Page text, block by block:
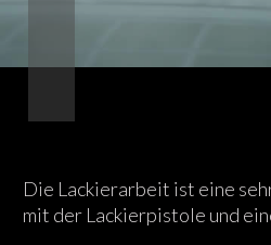
Die Lackierarbeit ist eine
mit der Lackierpistole und